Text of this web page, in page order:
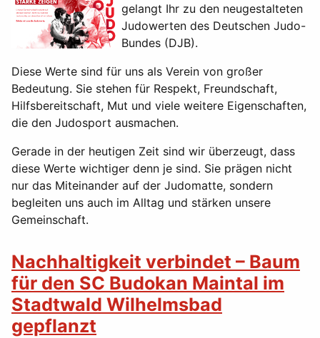
gelangt Ihr zu den neugestalteten
Judowerten des Deutschen Judo-
Bundes (DJB).
Diese Werte sind für uns als Verein von großer
Bedeutung. Sie stehen für Respekt, Freundschaft,
Hilfsbereitschaft, Mut und viele weitere Eigenschaften,
die den Judosport ausmachen.
Gerade in der heutigen Zeit sind wir überzeugt, dass
diese Werte wichtiger denn je sind. Sie prägen nicht
nur das Miteinander auf der Judomatte, sondern
begleiten uns auch im Alltag und stärken unsere
Gemeinschaft.
Nachhaltigkeit verbindet – Baum
für den SC Budokan Maintal im
Stadtwald Wilhelmsbad
gepflanzt